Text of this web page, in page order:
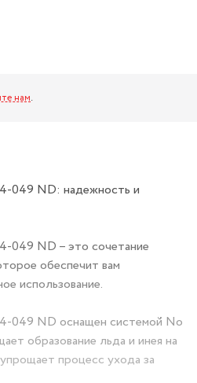
нам.
049 ND: надежность и
049 ND – это сочетание
обеспечит вам
использование.
049 ND оснащен системой No
образование льда и инея на
процесс ухода за